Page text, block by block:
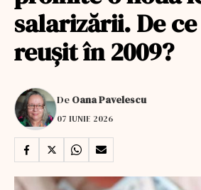
salarizării. De
reușit în 2009?
De Oana Pavelescu
07 IUNIE 2026